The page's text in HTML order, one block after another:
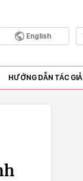
English
HƯỚNG DẪN TÁC GIẢ